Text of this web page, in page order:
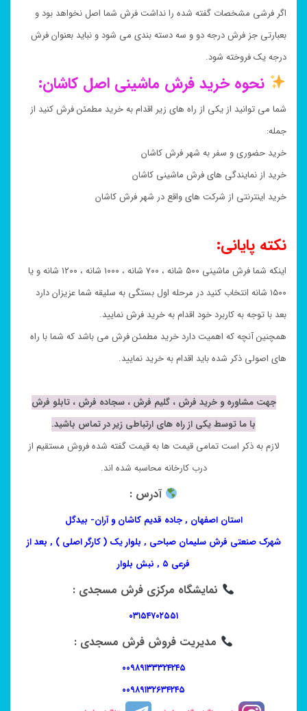
اگر فرشی مشخصات گفته شده را نداشت فرش شما اصل نخواهد بود و
بعبارتی جز فرش درجه دو و سه دسته بندی می شود و نباید بعنوان فرش
درجه یک فروخته شود.
نحوه خرید فرش ماشینی اصل کاشان:
شما می توانید از یکی از راه های زیر اقدام به خرید مطمئن فرش کنید از
جمله:
خرید حضوری و سفر به شهر فرش کاشان
خرید از نمایندگی های فرش ماشینی کاشان
خرید اینترنتی از شرکت های واقع در شهر فرش کاشان
نکته پایانی:
اینکه شما فرش ماشینی ۵۰۰ شانه ، ۷۰۰ شانه ، ۱۰۰۰ شانه ، ۱۲۰۰ شانه و یا
۱۵۰۰ شانه انتخاب کنید در مرحله اول بستگی به سلیقه شما عزیزان دارد
بعد با توجه به کاربرد خود اقدام به خرید فرش نمایید.
همچنین آنچه که اهمیت دارد خرید مطمئن فرش می باشد که شما با راه
های اصولی ذکر شده باید اقدام به خرید نمایید.
جهت مشاوره و خرید فرش ، گلیم فرش ، سجاده فرش ، تابلو فرش
با ما توسط یکی از راه های ارتباطی زیر در تماس باشید.
لازم به ذکر است تمامی قیمت ها به قیمت گفته شده فروش مستقیم از
درب کارخانه محاسبه شده اند.
آدرس :
استان اصفهان , جاده قدیم کاشان و آران- بیدگل
شهرک صنعتی فرش سلیمان صباحی , بلوار یک ( کارگر اصلی ) , بعد از
فرعی ۵ , نبش بلوار
نمایشگاه مرکزی فرش مسجدی :
۰۳۱۵۴۷۰۲۵۵۱
مدیریت فروش فرش مسجدی :
۰۰۹۸۹۱۳۳۳۲۴۲۴۵
۰۰۹۸۹۱۳۲۶۳۴۲۴۵